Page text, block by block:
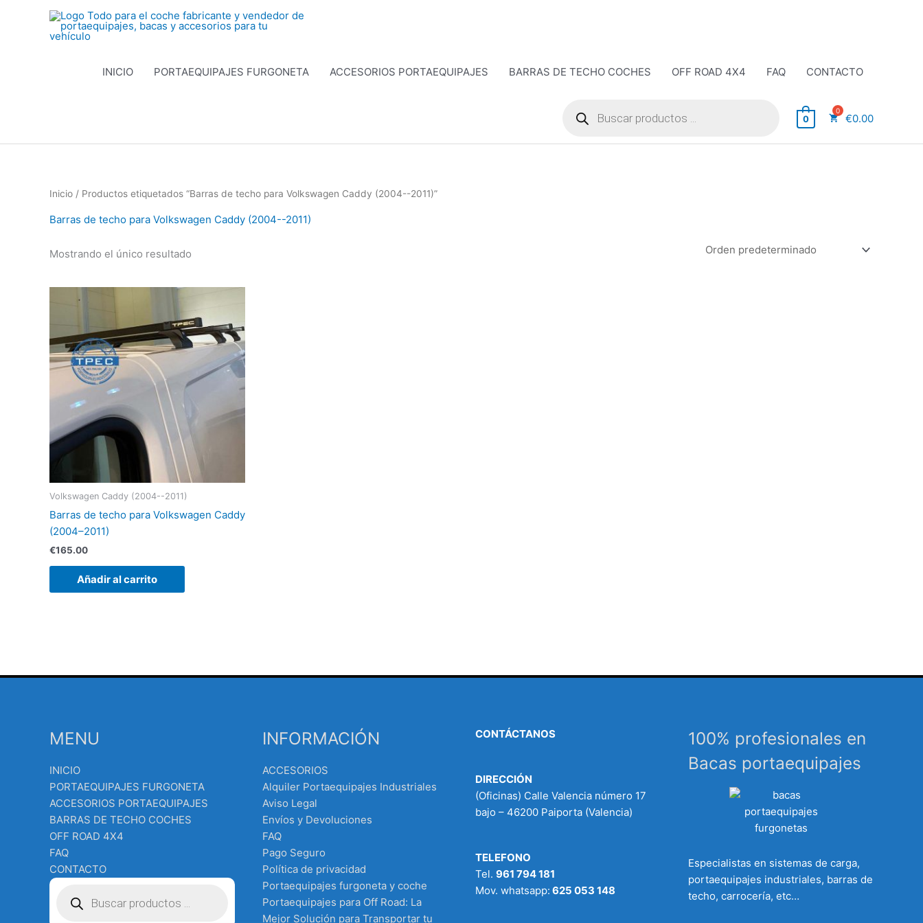
INICIO PORTAEQUIPAJES FURGONETA ACCESORIOS PORTAEQUIPAJES BARRAS DE TECHO COCHES OFF ROAD 4X4 FAQ
CONTACTO
productos 0 €0.00
Inicio / Productos etiquetados “Barras de techo para Volkswagen Caddy (2004--2011)”
Barras de techo para Volkswagen Caddy (2004--2011)
Mostrando el único resultado
Volkswagen Caddy (2004--2011)
Barras de techo para Volkswagen Caddy
(2004–2011)
€165.00
Añadir al carrito
MENU
INICIO
PORTAEQUIPAJES FURGONETA
ACCESORIOS PORTAEQUIPAJES
BARRAS DE TECHO COCHES
OFF ROAD 4X4
FAQ
CONTACTO
productos
INFORMACIÓN
ACCESORIOS
Alquiler Portaequipajes Industriales
Aviso Legal
Envíos y Devoluciones
FAQ
Pago Seguro
Política de privacidad
Portaequipajes furgoneta y coche
Portaequipajes para Off Road: La
Mejor Solución para Transportar tu
CONTÁCTANOS
DIRECCIÓN
(Oficinas) Calle Valencia número 17
bajo – 46200 Paiporta (Valencia)
TELEFONO
Tel. 961 794 181
Mov. whatsapp: 625 053 148
100% profesionales en
Bacas portaequipajes
Especialistas en sistemas de carga,
portaequipajes industriales, barras de
techo, carrocería, etc…